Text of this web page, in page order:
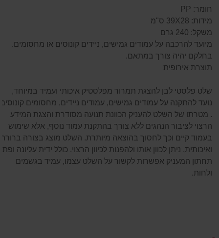
חומר: PP
מידות: 39X28 ס"מ
משקל: 240 גרם
מיועד להרכבה על עמודים גמישים, ניידים קונוסים או מחסומים.
בחלקם יהיה צורך במתאם.
תוצרת אירופית
שלט פלסטי לבן להצגת תמרור מפלסטיק איכותי ועמיד במיוחד,
נועד להתקנה על עמודים גמישים, עמודים ניידים, מחסומים קונוסים
. מטרתו של השלט להעניק הכוונת תנועה מסודרת והצגת המידע
הרצוי לציבור הנהגים ללא צורך בהתקנת עמוד נוסף, אלא שימוש
בעמוד קיים וכך לחסוך בהוצאה מיותרת. השלט מוצג בצורה ברורה
ואיכותית, ניתן לכוון אותו ולהפנות לכיוון הרצוי. כולל ידית עליונה
תחתון המעניק אפשרות לקשור על השלט עצמו, עמיד בגשמים
ולחות.